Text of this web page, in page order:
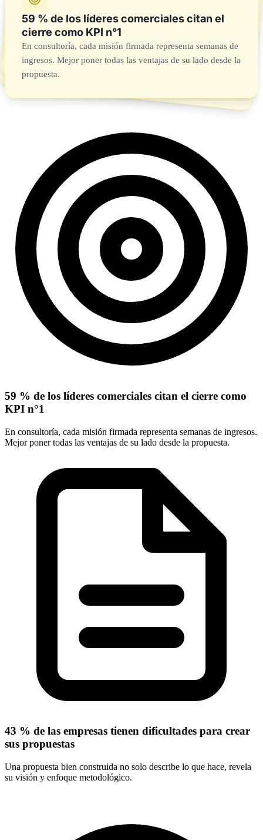
59 % de los líderes comerciales citan el
cierre como KPI n°1
En consultoría, cada misión firmada representa semanas de
ingresos. Mejor poner todas las ventajas de su lado desde la
propuesta.
43 % de las empresas tienen dificultades
para crear sus propuestas
Una propuesta bien construida no solo describe lo que
hace, revela su visión y enfoque metodológico.
30 % de las empresas no saben qué piensa
su prospecto después del envío
En un ciclo de venta largo con múltiples decisores, las
objeciones no expresadas son las que hacen perder las
misiones.
59 % de los líderes comerciales citan el cierre como
KPI n°1
En consultoría, cada misión firmada representa semanas de ingresos.
Mejor poner todas las ventajas de su lado desde la propuesta.
43 % de las empresas tienen dificultades para crear
sus propuestas
Una propuesta bien construida no solo describe lo que hace, revela
su visión y enfoque metodológico.